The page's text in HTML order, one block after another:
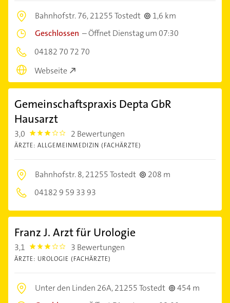
Bahnhofstr. 76,21255 Tostedt
1,6 km
Geschlossen –Öffnet Dienstag um 07:30
04182 70 72 70
Webseite
Gemeinschaftspraxis Depta GbR
Hausarzt
3,0 3.0 2 Bewertungen
ÄRZTE: ALLGEMEINMEDIZIN (FACHÄRZTE)
Bahnhofstr. 8,21255 Tostedt
208 m
04182 9 59 33 93
Franz J. Arzt für Urologie
3,1 3.1000001 3 Bewertungen
ÄRZTE: UROLOGIE (FACHÄRZTE)
Unter den Linden 26A,21255 Tostedt
454 m